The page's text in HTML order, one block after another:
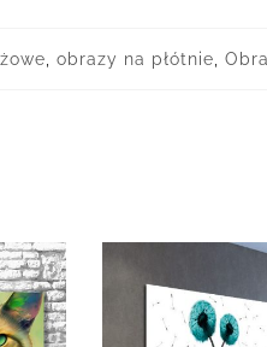
obrazy na płótnie